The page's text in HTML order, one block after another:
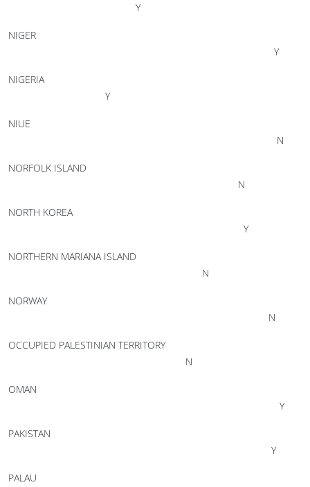
Y
NIGER
Y
NIGERIA
Y
NIUE
N
NORFOLK ISLAND
N
NORTH KOREA
Y
NORTHERN MARIANA ISLAND
N
NORWAY
N
OCCUPIED PALESTINIAN TERRITORY
N
OMAN
Y
PAKISTAN
Y
PALAU